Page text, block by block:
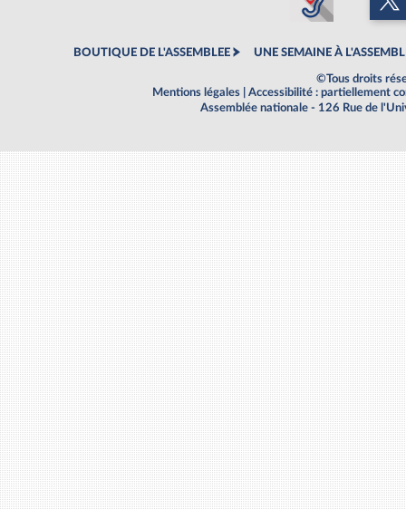
BOUTIQUE DE L'ASSEMBLEE UNE SEMAINE À
©Tous droits
Mentions légales
Accessibilité : partiellement
Assemblée nationale - 126 Rue de